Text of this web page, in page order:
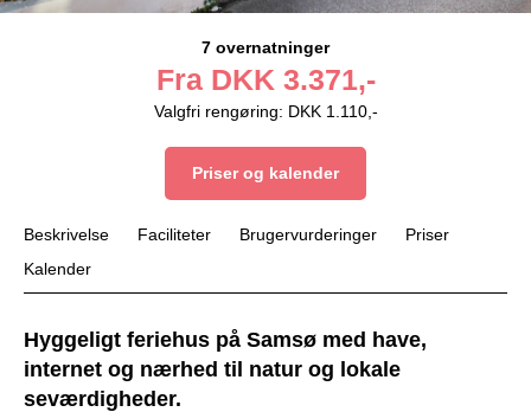
7 overnatninger
Fra DKK 3.371,-
Valgfri rengøring: DKK 1.110,-
Priser og kalender
Beskrivelse Faciliteter Brugervurderinger
Priser
Kalender
Hyggeligt feriehus på Samsø med have,
internet og nærhed til natur og lokale
seværdigheder.